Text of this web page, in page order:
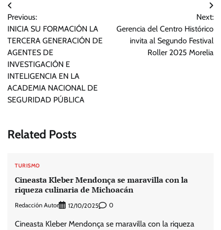
Navegación
de
entradas
Previous:
INICIA SU FORMACIÓN LA
TERCERA GENERACIÓN DE
AGENTES DE
INVESTIGACIÓN E
INTELIGENCIA EN LA
ACADEMIA NACIONAL DE
SEGURIDAD PÚBLICA
Next:
Gerencia del Centro Histórico
invita al Segundo Festival
Roller 2025 Morelia
Related Posts
TURISMO
Cineasta Kleber Mendonça se maravilla con la
riqueza culinaria de Michoacán
Redacción Autor 12/10/2025 0
Cineasta Kleber Mendonça se maravilla con la riqueza